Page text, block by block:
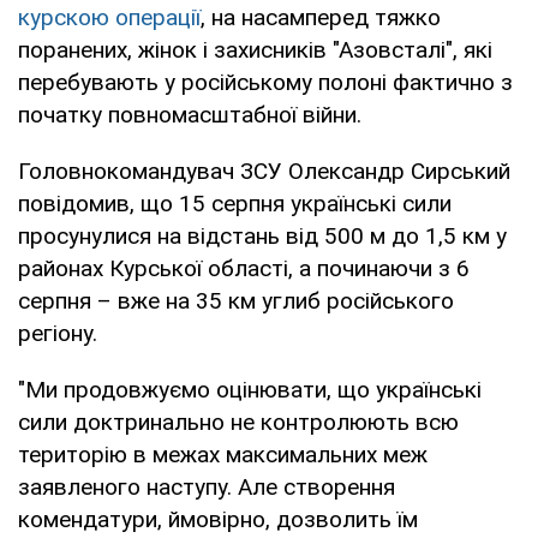
курскою операції, на насамперед тяжко
поранених, жінок і захисників "Азовсталі", які
перебувають у російському полоні фактично з
початку повномасштабної війни.
Головнокомандувач ЗСУ Олександр Сирський
повідомив, що 15 серпня українські сили
просунулися на відстань від 500 м до 1,5 км у
районах Курської області, а починаючи з 6
серпня – вже на 35 км углиб російського
регіону.
"Ми продовжуємо оцінювати, що українські
сили доктринально не контролюють всю
територію в межах максимальних меж
заявленого наступу. Але створення
комендатури, ймовірно, дозволить їм